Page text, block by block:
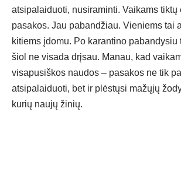
atsipalaiduoti, nusiraminti. Vaikams tiktų
pasakos. Jau pabandžiau. Vieniems tai
kitiems įdomu. Po karantino pabandysiu
šiol ne visada drįsau. Manau, kad
visapusiškos naudos – pasakos ne tik
atsipalaiduoti, bet ir plėstųsi mažųjų
kurių naujų žinių.